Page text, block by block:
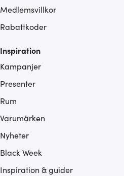
Medlemsvillkor
Rabattkoder
Inspiration
Kampanjer
Presenter
Rum
Varumärken
Nyheter
Black Week
Inspiration & guider